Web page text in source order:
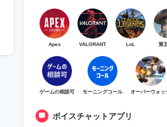
Apex VALORANT LoL 第
ゲームの相談可 モーニングコール オーバーウォッ
ボイスチャットアプリ